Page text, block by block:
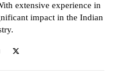
extensive experience in
impact in the Indian